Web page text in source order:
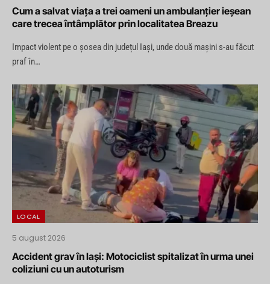
Cum a salvat viața a trei oameni un ambulanțier ieșean
care trecea întâmplător prin localitatea Breazu
Impact violent pe o șosea din județul Iași, unde două mașini s-au făcut
praf în…
LOCAL
5 august 2026
Accident grav în Iași: Motociclist spitalizat în urma unei
coliziuni cu un autoturism